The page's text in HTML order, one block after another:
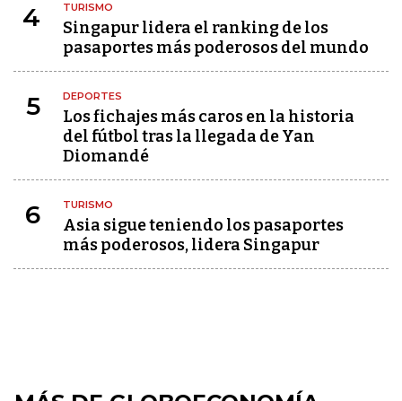
4 TURISMO
Singapur lidera el ranking de los
pasaportes más poderosos del mundo
5 DEPORTES
Los fichajes más caros en la historia
del fútbol tras la llegada de Yan
Diomandé
6 TURISMO
Asia sigue teniendo los pasaportes
más poderosos, lidera Singapur